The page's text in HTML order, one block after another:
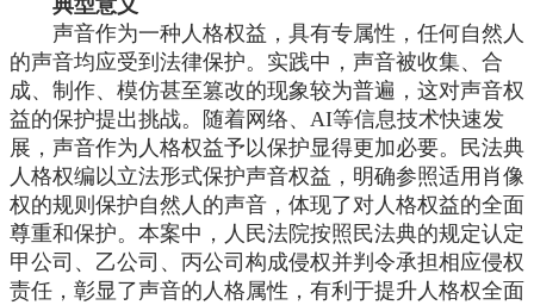
典型意义
声音作为一种人格权益，具有专属性，任何自然人
的声音均应受到法律保护。实践中，声音被收集、合
成、制作、模仿甚至篡改的现象较为普遍，这对声音权
益的保护提出挑战。随着网络、 AI等信息技术快速发
展，声音作为人格权益予以保护显得更加必要。民法典
人格权编以立法形式保护声音权益，明确参照适用肖像
权的规则保护自然人的声音，体现了对人格权益的全面
尊重和保护。本案中，人民法院按照民法典的规定认定
甲公司、乙公司、丙公司构成侵权并判令承担相应侵权
责任，彰显了声音的人格属性，有利于提升人格权全面